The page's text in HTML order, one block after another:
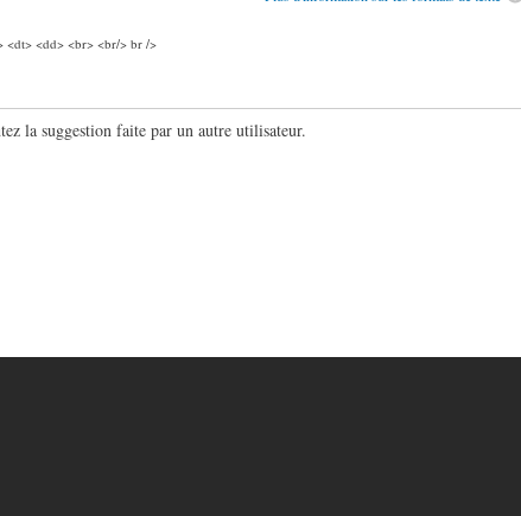
<dt> <dd> <br> <br/> br />
la suggestion faite par un autre utilisateur.